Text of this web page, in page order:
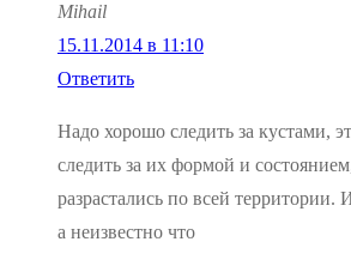
Mihail
15.11.2014 в 11:10
Ответить
Надо хорошо следить за кустами,
следить за их формой и
разрастались по всей территории.
а неизвестно что